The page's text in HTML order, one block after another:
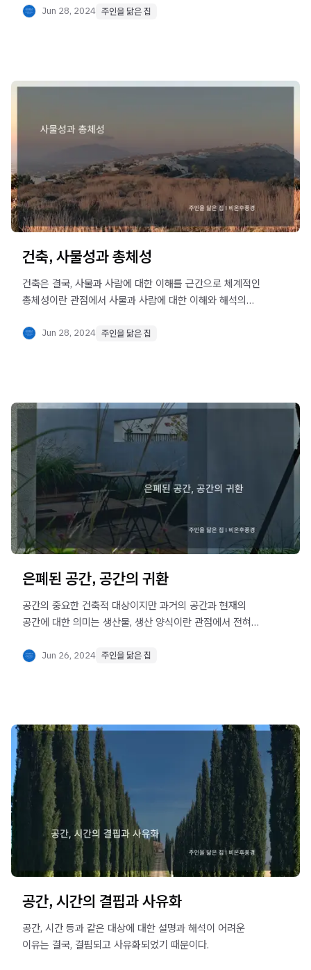
Jun 28, 2024 주인을 닮은 집
건축, 사물성과 총체성
건축은 결국, 사물과 사람에 대한 이해를 근간으로 체계적인
총체성이란 관점에서 사물과 사람에 대한 이해와 해석의
Jun 28, 2024 주인을 닮은 집
은폐된 공간, 공간의 귀환
공간의 중요한 건축적 대상이지만 과거의 공간과 현재의
공간에 대한 의미는 생산물, 생산 양식이란 관점에서 전혀
Jun 26, 2024 주인을 닮은 집
공간, 시간의 결핍과 사유화
공간, 시간 등과 같은 대상에 대한 설명과 해석이 어려운
이유는 결국, 결핍되고 사유화되었기 때문이다.